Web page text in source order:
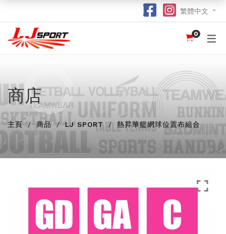
認識 LJ SPORT
為什麼選擇我們？
我們的客戶
球衣
籃球
跑步 / 田徑 hot
龍舟 hot
羽毛球 / 網球
保齡球
投球 (Netball)
團體服
POLO 恤
熱昇華服裝 hot
衛衣
紀念品
熱昇華強力吸水毛巾
棒球帽
索繩袋
訂購指南
竹炭運動布功能
了解熱昇華印花 hot
常用字體
不同的服裝印刷方式及特點
尺寸表
訂購表格
付款方法
繁體中文
0
商店
主頁 商品 LJ SPORT 熱昇華籃網球位置布組合